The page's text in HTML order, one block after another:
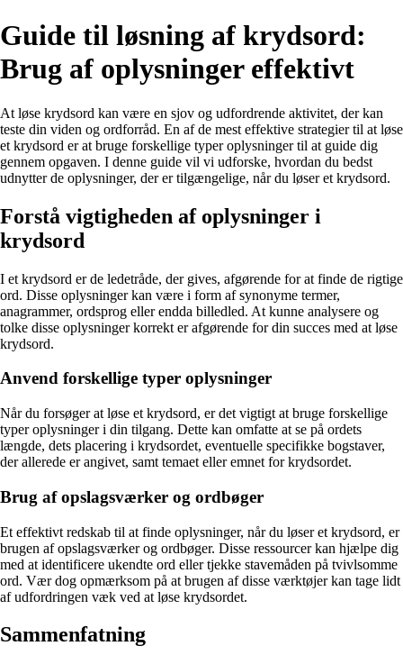
Guide til løsning af krydsord:
Brug af oplysninger effektivt
At løse krydsord kan være en sjov og udfordrende aktivitet, der kan
teste din viden og ordforråd. En af de mest effektive strategier til at løse
et krydsord er at bruge forskellige typer oplysninger til at guide dig
gennem opgaven. I denne guide vil vi udforske, hvordan du bedst
udnytter de oplysninger, der er tilgængelige, når du løser et krydsord.
Forstå vigtigheden af oplysninger i
krydsord
I et krydsord er de ledetråde, der gives, afgørende for at finde de rigtige
ord. Disse oplysninger kan være i form af synonyme termer,
anagrammer, ordsprog eller endda billedled. At kunne analysere og
tolke disse oplysninger korrekt er afgørende for din succes med at løse
krydsord.
Anvend forskellige typer oplysninger
Når du forsøger at løse et krydsord, er det vigtigt at bruge forskellige
typer oplysninger i din tilgang. Dette kan omfatte at se på ordets
længde, dets placering i krydsordet, eventuelle specifikke bogstaver,
der allerede er angivet, samt temaet eller emnet for krydsordet.
Brug af opslagsværker og ordbøger
Et effektivt redskab til at finde oplysninger, når du løser et krydsord, er
brugen af opslagsværker og ordbøger. Disse ressourcer kan hjælpe dig
med at identificere ukendte ord eller tjekke stavemåden på tvivlsomme
ord. Vær dog opmærksom på at brugen af disse værktøjer kan tage lidt
af udfordringen væk ved at løse krydsordet.
Sammenfatning